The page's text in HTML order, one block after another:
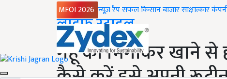
MFOI 2026 न्यूज़ रैपसफल किसानबाजारसाक्षात्कार
Home
लाइफ स्टाइल
गेहूं को भिगोकर खाने से